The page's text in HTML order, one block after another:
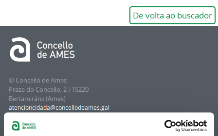
De volta ao buscador
© Concello de Ames
Praza do Concello, 2 |15220
Bertamiráns (Ames)